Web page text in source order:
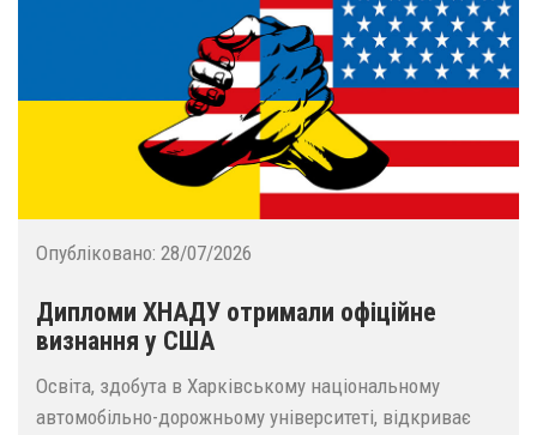
Опубліковано: 28/07/2026
Дипломи ХНАДУ отримали офіційне
визнання у США
Освіта, здобута в Харківському національному
автомобільно-дорожньому університеті, відкриває